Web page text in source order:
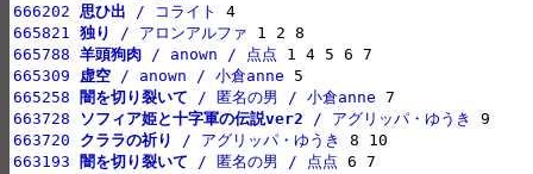
666202 思ひ出 / コライト
665821 独り / アロンアルファ
665788 羊頭狗肉 / anown / 点点
665309 虚空 / anown / 小倉anne
665258
闇を切り裂いて / 匿名の男 / 小倉anne
663728 ソフィア姫と十字軍の伝説ver2 / アグリッパ・ゆうき
663720 クララの祈り / アグリッパ・ゆうき
663193
闇を切り裂いて / 匿名の男 / 点点